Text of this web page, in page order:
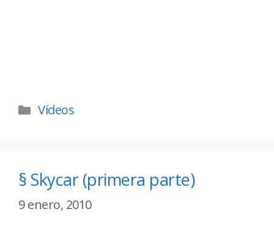
Vídeos
§ Skycar (primera parte)
9 enero, 2010